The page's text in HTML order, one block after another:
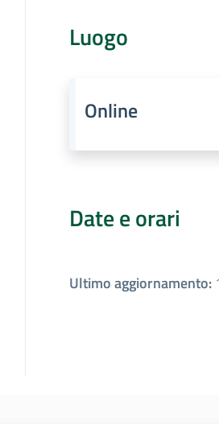
Luogo
Online
Date e orari
Ultimo aggiornamento: